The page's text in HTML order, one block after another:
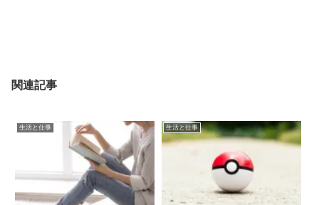
関連記事
生活と仕事 生活と仕事